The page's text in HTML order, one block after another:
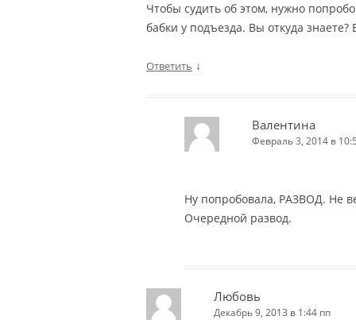
Чтобы судить об этом, нужно
бабки у подъезда. Вы откуда
Ответить ↓
Валентина
Февраль 3, 2014 в
Ну попробовала, РАЗВОД. Не
Очередной развод.
Любовь
Декабрь 9, 2013 в 1:44 пп